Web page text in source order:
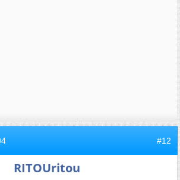
#12
RITOUritou